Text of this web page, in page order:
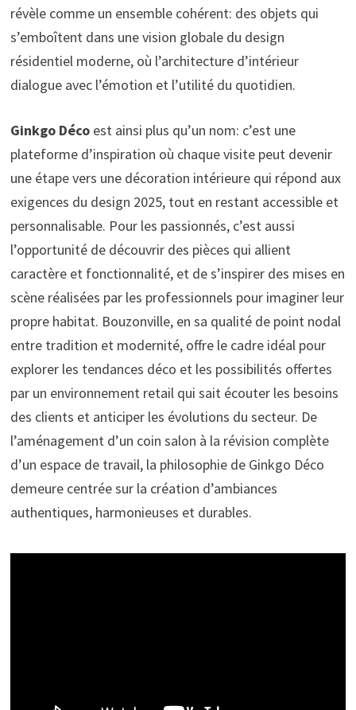
révèle comme un ensemble cohérent: des objets qui
s’emboîtent dans une vision globale du design
résidentiel moderne, où l’architecture d’intérieur
dialogue avec l’émotion et l’utilité du quotidien.
Ginkgo Décoest ainsi plus qu’un nom: c’est une
plateforme d’inspiration où chaque visite peut devenir
une étape vers une décoration intérieure qui répond aux
exigences du design 2025, tout en restant accessible et
personnalisable. Pour les passionnés, c’est aussi
l’opportunité de découvrir des pièces qui allient
caractère et fonctionnalité, et de s’inspirer des mises en
scène réalisées par les professionnels pour imaginer leur
propre habitat. Bouzonville, en sa qualité de point nodal
entre tradition et modernité, offre le cadre idéal pour
explorer les tendances déco et les possibilités offertes
par un environnement retail qui sait écouter les besoins
des clients et anticiper les évolutions du secteur. De
l’aménagement d’un coin salon à la révision complète
d’un espace de travail, la philosophie de Ginkgo Déco
demeure centrée sur la création d’ambiances
authentiques, harmonieuses et durables.